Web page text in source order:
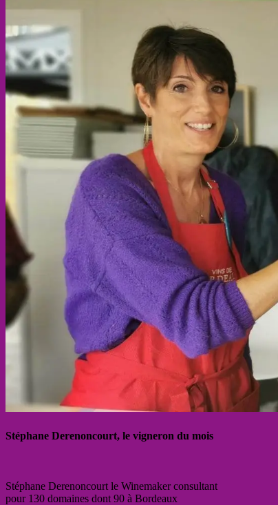
Stéphane Derenoncourt, le vigneron du mois
Stéphane Derenoncourt le Winemaker consultant
pour 130 domaines dont 90 à Bordeaux